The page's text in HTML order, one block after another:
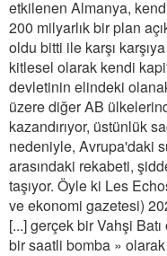
etkilenen Almanya,
200 milyarlık bir plan
oldu bitti ile karşı
kitlesel olarak kendi
devletinin elindeki
üzere diğer AB
kazandırıyor, üstünlük
nedeniyle, Avrupa'daki
arasındaki rekabeti,
taşıyor. Öyle ki Les
ve ekonomi gazetesi)
[...] gerçek bir Vahşi
bir saatli bomba »